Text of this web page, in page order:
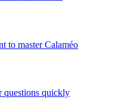
to master Calaméo
questions quickly